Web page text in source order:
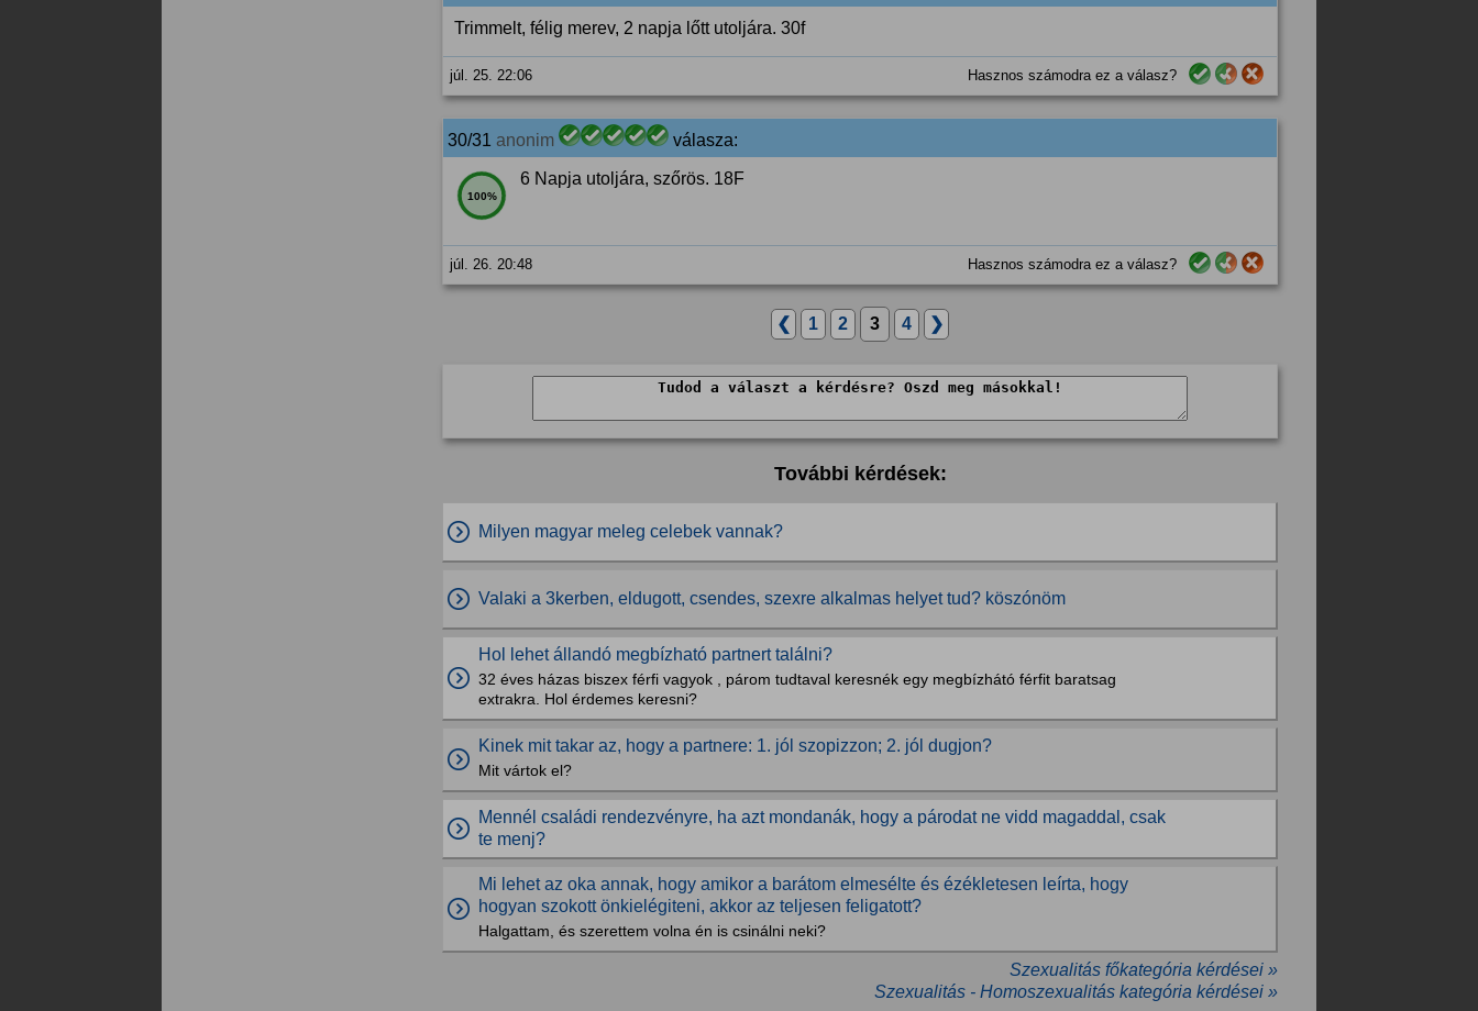
Trimmelt, félig merev, 2 napja lőtt utoljára. 30f
júl. 25. 22:06 Hasznos számodra ez a válasz?
30/31 anonim válasza:
100%
6 Napja utoljára, szőrös. 18F
júl. 26. 20:48 Hasznos számodra ez a válasz?
❮ 1 2 3 4 ❯
További kérdések:
Milyen magyar meleg celebek vannak?
Valaki a 3kerben, eldugott, csendes, szexre alkalmas helyet tud? köszónöm
Hol lehet állandó megbízható partnert találni?
32 éves házas biszex férfi vagyok , párom tudtaval keresnék egy megbízhátó férfit baratsag
extrakra. Hol érdemes keresni?
Kinek mit takar az, hogy a partnere: 1. jól szopizzon; 2. jól dugjon?
Mit vártok el?
Mennél családi rendezvényre, ha azt mondanák, hogy a párodat ne vidd magaddal, csak
te menj?
Mi lehet az oka annak, hogy amikor a barátom elmesélte és ézékletesen leírta, hogy
hogyan szokott önkielégiteni, akkor az teljesen feligatott?
Halgattam, és szerettem volna én is csinálni neki?
Szexualitás főkategória kérdései »
Szexualitás - Homoszexualitás kategória kérdései »